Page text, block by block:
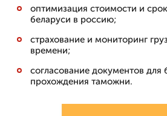
оптимизация стоимости и
беларуси в россию;
страхование и мониторинг
времени;
согласование документов для
прохождения таможни.